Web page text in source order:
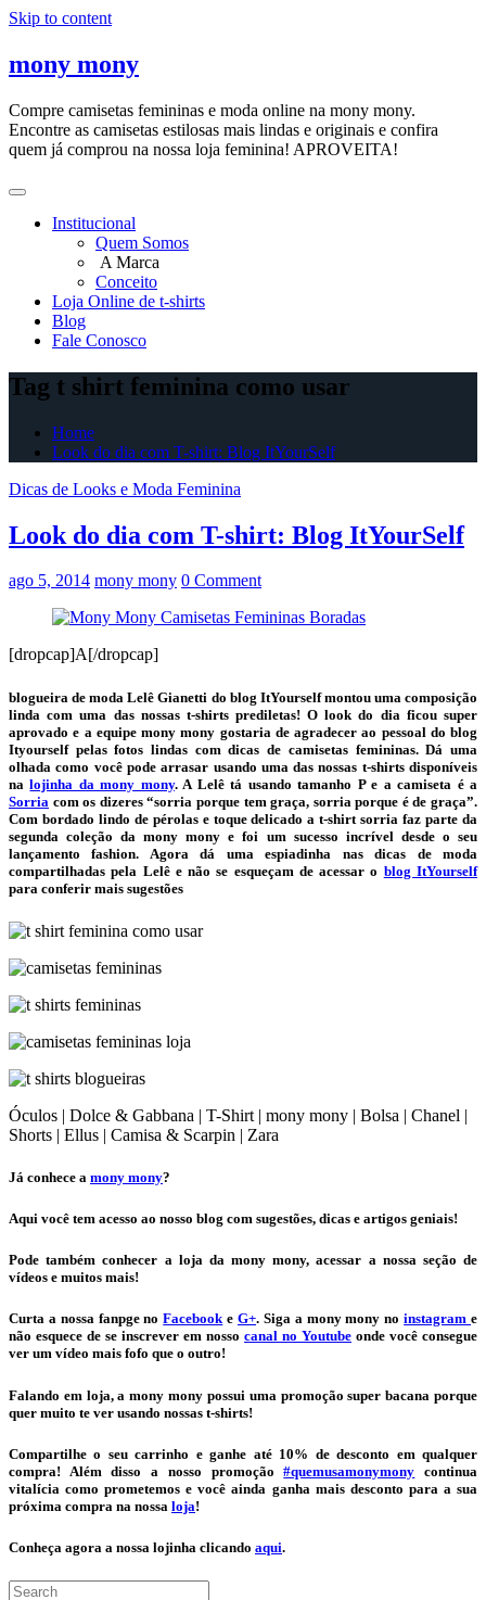
Skip to content
mony mony
Compre camisetas femininas e moda online na mony mony.
Encontre as camisetas estilosas mais lindas e originais e confira
quem já comprou na nossa loja feminina! APROVEITA!
Institucional
Quem Somos
A Marca
Conceito
Loja Online de t-shirts
Blog
Fale Conosco
Tag t shirt feminina como usar
Home
Look do dia com T-shirt: Blog ItYourSelf
Dicas de Looks e Moda Feminina
Look do dia com T-shirt: Blog ItYourSelf
ago 5, 2014 mony mony 0 Comment
[dropcap]A[/dropcap]
blogueira de moda Lelê Gianetti do blog ItYourself montou uma composição
linda com uma das nossas t-shirts prediletas! O look do dia ficou super
aprovado e a equipe mony mony gostaria de agradecer ao pessoal do blog
Ityourself pelas fotos lindas com dicas de camisetas femininas. Dá uma
olhada como você pode arrasar usando uma das nossas t-shirts disponíveis
nalojinha da mony mony. A Lelê tá usando tamanho P e a camiseta é a
Sorria com os dizeres “sorria porque tem graça, sorria porque é de graça”.
Com bordado lindo de pérolas e toque delicado a t-shirt sorria faz parte da
segunda coleção da mony mony e foi um sucesso incrível desde o seu
lançamento fashion. Agora dá uma espiadinha nas dicas de moda
compartilhadas pela Lelê e não se esqueçam de acessar o blog ItYourself
para conferir mais sugestões
Óculos | Dolce & Gabbana | T-Shirt | mony mony | Bolsa | Chanel |
Shorts | Ellus | Camisa & Scarpin | Zara
Já conhece a mony mony?
Aqui você tem acesso ao nosso blog com sugestões, dicas e artigos geniais!
Pode também conhecer a loja da mony mony, acessar a nossa seção de
vídeos e muitos mais!
Curta a nossa fanpge noFacebookeG+. Siga a mony mony noinstagrame
não esquece de se inscrever em nosso canal no Youtube onde você consegue
ver um vídeo mais fofo que o outro!
Falando em loja, a mony mony possui uma promoção super bacana porque
quer muito te ver usando nossas t-shirts!
Compartilhe o seu carrinho e ganhe até 10% de desconto em qualquer
compra! Além disso a nosso promoção#quemusamonymony continua
vitalícia como prometemos e você ainda ganha mais desconto para a sua
próxima compra na nossa loja!
Conheça agora a nossa lojinha clicando aqui.